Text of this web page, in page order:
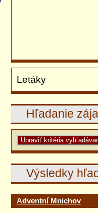
Letáky
Hľadanie
Výsledky
Adventní Mnichov